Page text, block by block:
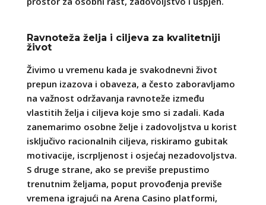
Ravnoteža želja i ciljeva za kvalitetniji
život
Živimo u vremenu kada je svakodnevni život
prepun izazova i obaveza, a često zaboravljamo
na važnost održavanja ravnoteže između
vlastitih želja i ciljeva koje smo si zadali. Kada
zanemarimo osobne želje i zadovoljstva u korist
isključivo racionalnih ciljeva, riskiramo gubitak
motivacije, iscrpljenost i osjećaj nezadovoljstva.
S druge strane, ako se previše prepustimo
trenutnim željama, poput provođenja previše
vremena igrajući na Arena Casino platformi,